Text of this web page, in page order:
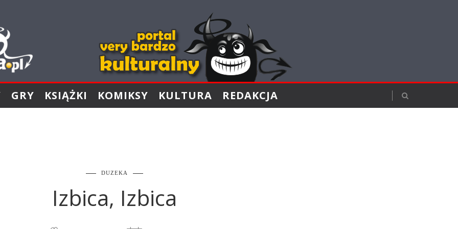
GRY KSIĄŻKI KOMIKSY KULTURA REDAKCJA
DUZEKA
Izbica, Izbica